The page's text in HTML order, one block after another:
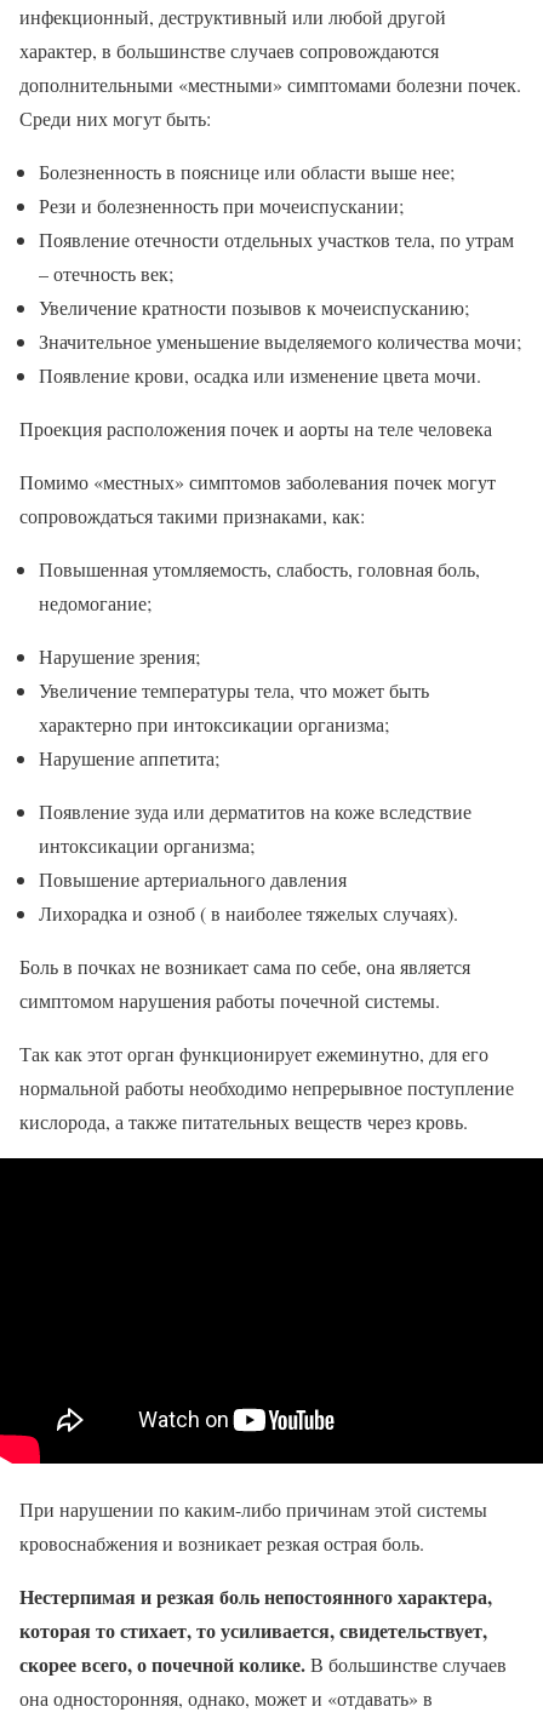
инфекционный, деструктивный или любой другой
характер, в большинстве случаев сопровождаются
дополнительными «местными» симптомами болезни почек.
Среди них могут быть:
Болезненность в пояснице или области выше нее;
Рези и болезненность при мочеиспускании;
Появление отечности отдельных участков тела, по утрам
– отечность век;
Увеличение кратности позывов к мочеиспусканию;
Значительное уменьшение выделяемого количества мочи;
Появление крови, осадка или изменение цвета мочи.
Проекция расположения почек и аорты на теле человека
Помимо «местных» симптомов заболевания почек могут
сопровождаться такими признаками, как:
Повышенная утомляемость, слабость, головная боль,
недомогание;
Нарушение зрения;
Увеличение температуры тела, что может быть
характерно при интоксикации организма;
Нарушение аппетита;
Появление зуда или дерматитов на коже вследствие
интоксикации организма;
Повышение артериального давления
Лихорадка и озноб ( в наиболее тяжелых случаях).
Боль в почках не возникает сама по себе, она является
симптомом нарушения работы почечной системы.
Так как этот орган функционирует ежеминутно, для его
нормальной работы необходимо непрерывное поступление
кислорода, а также питательных веществ через кровь.
При нарушении по каким-либо причинам этой системы
кровоснабжения и возникает резкая острая боль.
Нестерпимая и резкая боль непостоянного характера,
которая то стихает, то усиливается, свидетельствует,
скорее всего, о почечной колике.В большинстве случаев
она односторонняя, однако, может и «отдавать» в